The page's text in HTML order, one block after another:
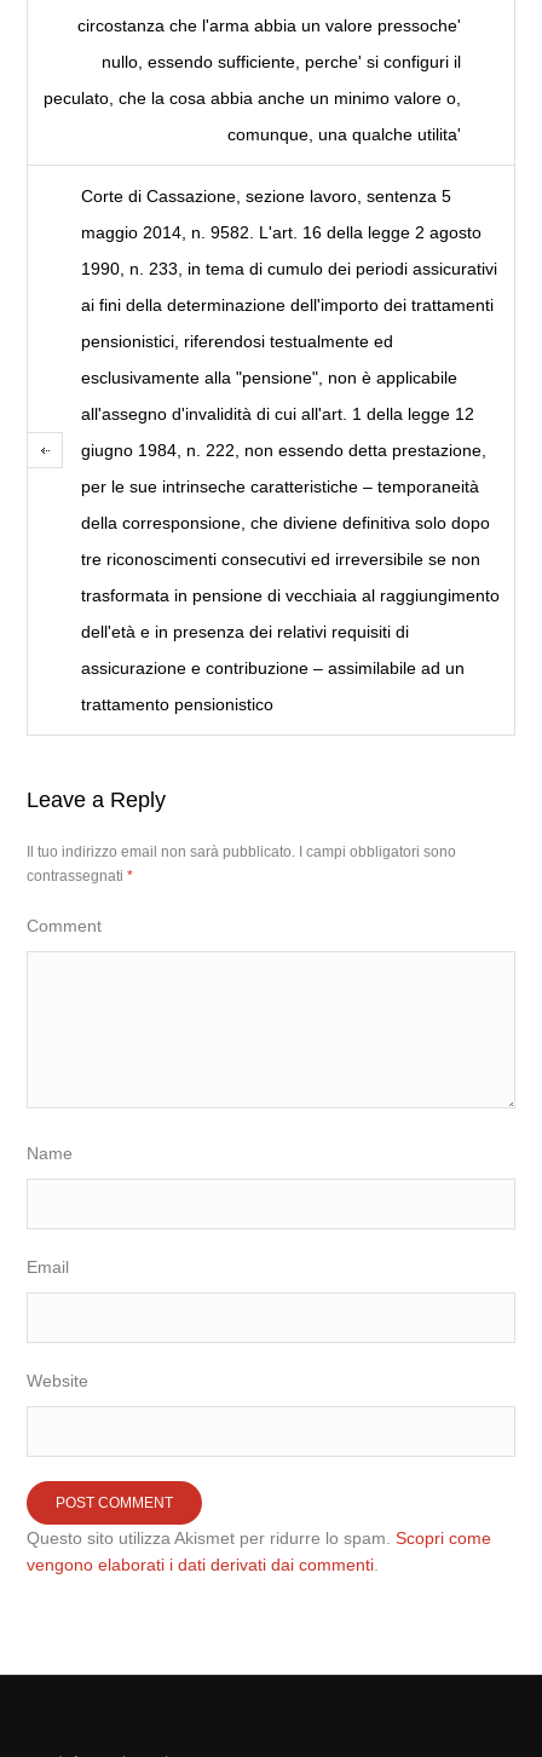
circostanza che l'arma abbia un valore pressoche'
nullo, essendo sufficiente, perche' si configuri il
peculato, che la cosa abbia anche un minimo valore o,
comunque, una qualche utilita'
Corte di Cassazione, sezione lavoro, sentenza 5
maggio 2014, n. 9582. L'art. 16 della legge 2 agosto
1990, n. 233, in tema di cumulo dei periodi assicurativi
ai fini della determinazione dell'importo dei trattamenti
pensionistici, riferendosi testualmente ed
esclusivamente alla "pensione", non è applicabile
all'assegno d'invalidità di cui all'art. 1 della legge 12
giugno 1984, n. 222, non essendo detta prestazione,
per le sue intrinseche caratteristiche – temporaneità
della corresponsione, che diviene definitiva solo dopo
tre riconoscimenti consecutivi ed irreversibile se non
trasformata in pensione di vecchiaia al raggiungimento
dell'età e in presenza dei relativi requisiti di
assicurazione e contribuzione – assimilabile ad un
trattamento pensionistico
Leave a Reply
Il tuo indirizzo email non sarà pubblicato. I campi obbligatori sono
contrassegnati*
Comment
Name
Email
Website
Questo sito utilizza Akismet per ridurre lo spam.Scopri come
vengono elaborati i dati derivati dai commenti